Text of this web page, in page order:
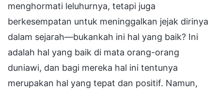
menghormati leluhurnya, tetapi juga
berkesempatan untuk meninggalkan jejak dirinya
dalam sejarah—bukankah ini hal yang baik? Ini
adalah hal yang baik di mata orang-orang
duniawi, dan bagi mereka hal ini tentunya
merupakan hal yang tepat dan positif. Namun,